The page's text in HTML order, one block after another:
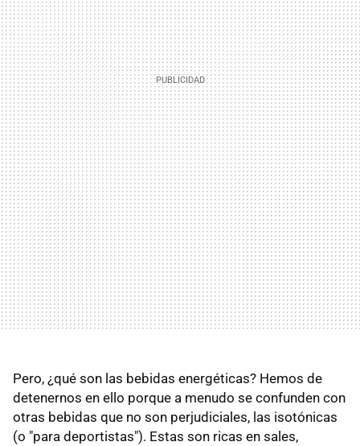
Pero, ¿qué son las bebidas energéticas? Hemos de
detenernos en ello porque a menudo se confunden con
otras bebidas que no son perjudiciales, las isotónicas
(o "para deportistas"). Estas son ricas en sales,